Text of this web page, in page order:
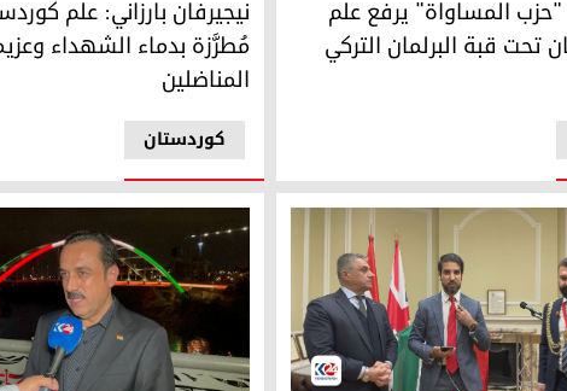
المساواة" يرفع علم
تحت قبة البرلمان التركي
کوردستان
نيجيرفان بارزاني: علم
مُطرَّزة بدماء الشهداء
المناضلين